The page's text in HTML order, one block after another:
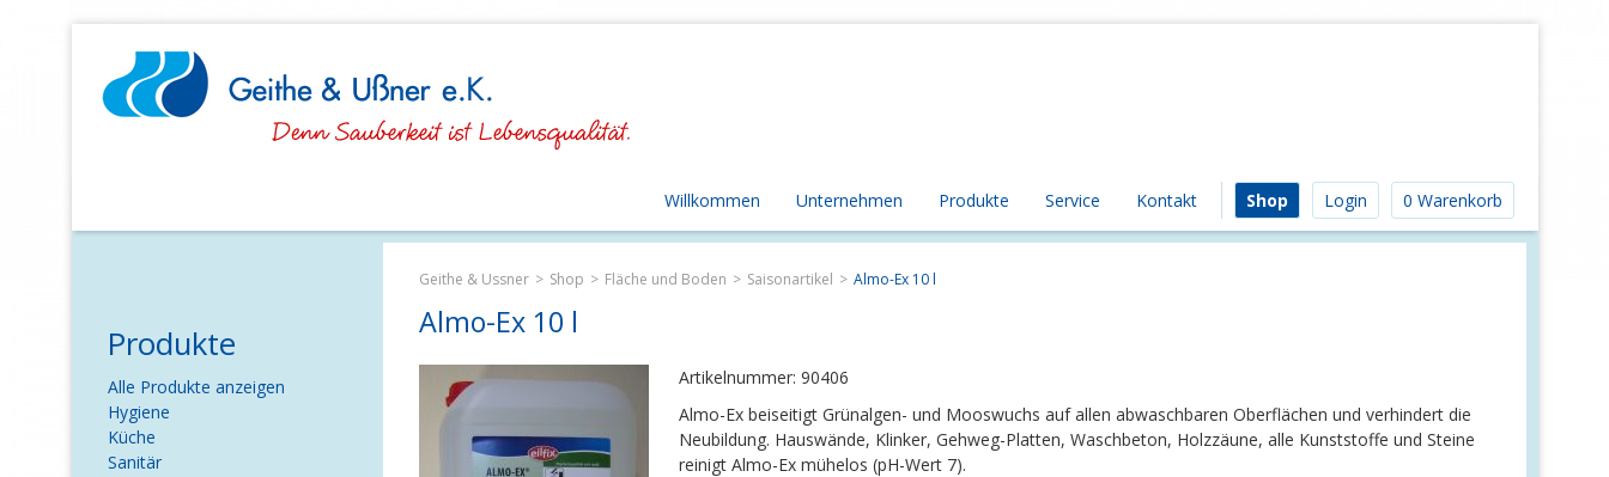
Willkommen Unternehmen Produkte Service Kontakt Shop Login 0 Warenkorb
Geithe & Ussner Shop Fläche und Boden Saisonartikel Almo-Ex 10 l
Almo-Ex 10 l
Artikelnummer: 90406
Almo-Ex beiseitigt Grünalgen- und Mooswuchs auf allen abwaschbaren Oberflächen und verhindert die
Neubildung. Hauswände, Klinker, Gehweg-Platten, Waschbeton, Holzzäune, alle Kunststoffe und Steine
reinigt Almo-Ex mühelos (pH-Wert 7).
Produkte
Navigation
überspringen
Alle Produkte anzeigen
Hygiene
Küche
Sanitär